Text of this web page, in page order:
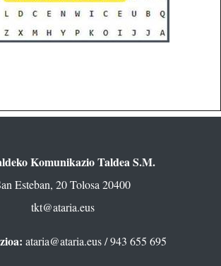
Komunikazio Taldea S.M.
Esteban, 20 Tolosa 20400
tkt@ataria.eus
ataria@ataria.eus/ 943 655 695